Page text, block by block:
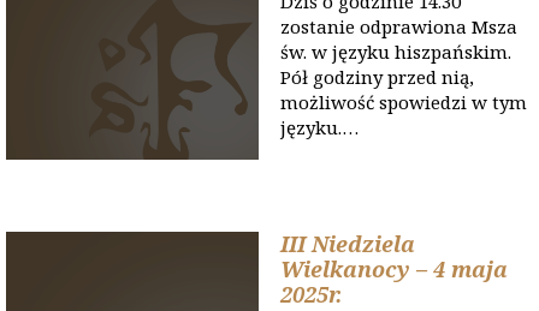
zostanie odprawiona Msza
św. w języku hiszpańskim.
Pół godziny przed nią,
możliwość spowiedzi w tym
języku.…
III Niedziela
Wielkanocy – 4 maja
2025r.